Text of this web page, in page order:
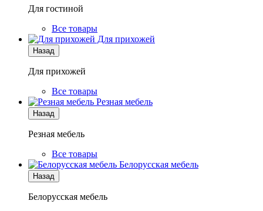
Для гостиной
Все товары
Для прихожей
Назад
Для прихожей
Все товары
Резная мебель
Назад
Резная мебель
Все товары
Белорусская мебель
Назад
Белорусская мебель